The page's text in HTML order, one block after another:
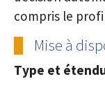
compris le
Mise à
Type et